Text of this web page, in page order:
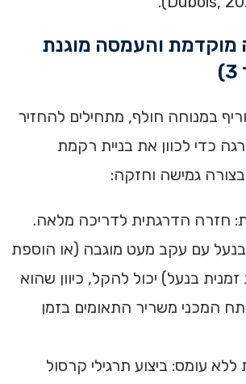
מוקדמת והעמסה מוגנת
במנוחה חולף, מתחילים להחזיר
כדי לכוון את בניית רקמת
גמישה וחזקה:
חזרה הדרגתית לדריכה מלאה.
בנעל עם עקב מעט מוגבה (או הוספת
בנעל) יכול להקל, כיוון שהוא
המכני משריר התאומים בזמן
עומס: ביצוע תרגילי קרסול